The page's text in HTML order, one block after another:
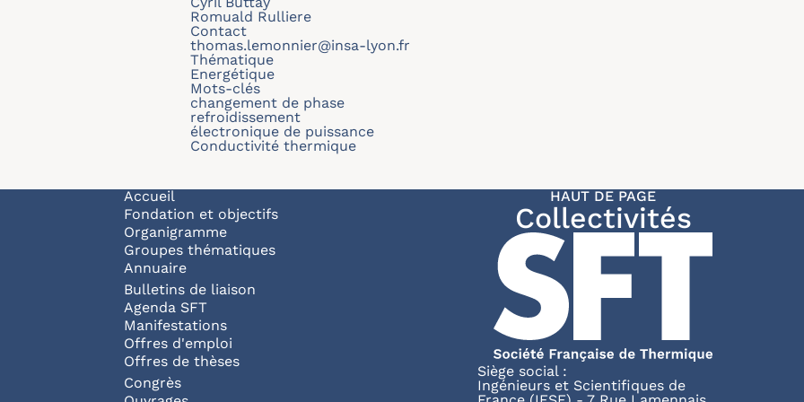
Romuald Rulliere
Contact
thomas.lemonnier@insa-lyon.fr
Thématique
Energétique
Mots-clés
changement de phase
refroidissement
électronique de puissance
Conductivité thermique
Navigation principale
Accueil
Fondation et objectifs
Organigramme
Groupes thématiques
Annuaire
Bulletins de liaison
Agenda SFT
Manifestations
Offres d'emploi
Offres de thèses
Congrès
HAUT DE PAGE
Collectivités
Siège social :
Ingénieurs et Scientifiques de